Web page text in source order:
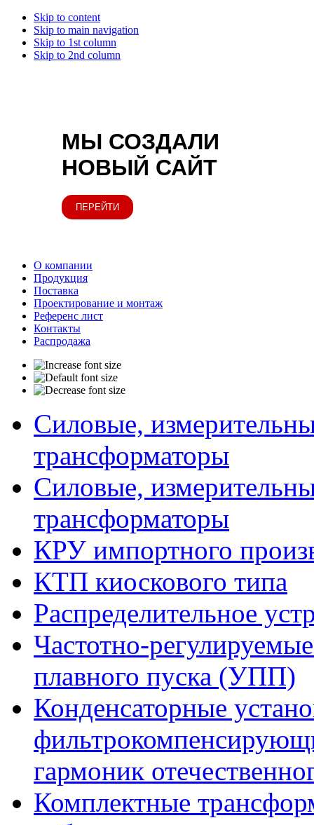
Skip to content
Skip to main navigation
Skip to 1st column
Skip to 2nd column
МЫ СОЗДАЛИ
НОВЫЙ САЙТ
ПЕРЕЙТИ
О компании
Продукция
Поставка
Проектирование и монтаж
Референс лист
Контакты
Распродажа
Силовые,
трансформаторы
Силовые,
трансформаторы
КРУ импортного
КТП киоскового типа
Распределительное
Частотно-
плавного пуска (УПП)
Конденсаторные
гармоник
Комплектные